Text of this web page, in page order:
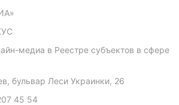
медиа в Реестре субъектов в сфере
бульвар Леси Украинки, 26
45 54